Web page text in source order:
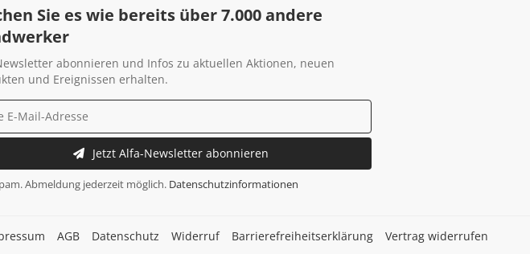
Sie es wie bereits über 7.000 andere
abonnieren und Infos zu aktuellen Aktionen, neuen
und Ereignissen erhalten.
Jetzt Alfa-Newsletter abonnieren
Abmeldung jederzeit möglich. Datenschutzinformationen
AGB Datenschutz Widerruf Barrierefreiheitserklärung Vertrag widerrufen